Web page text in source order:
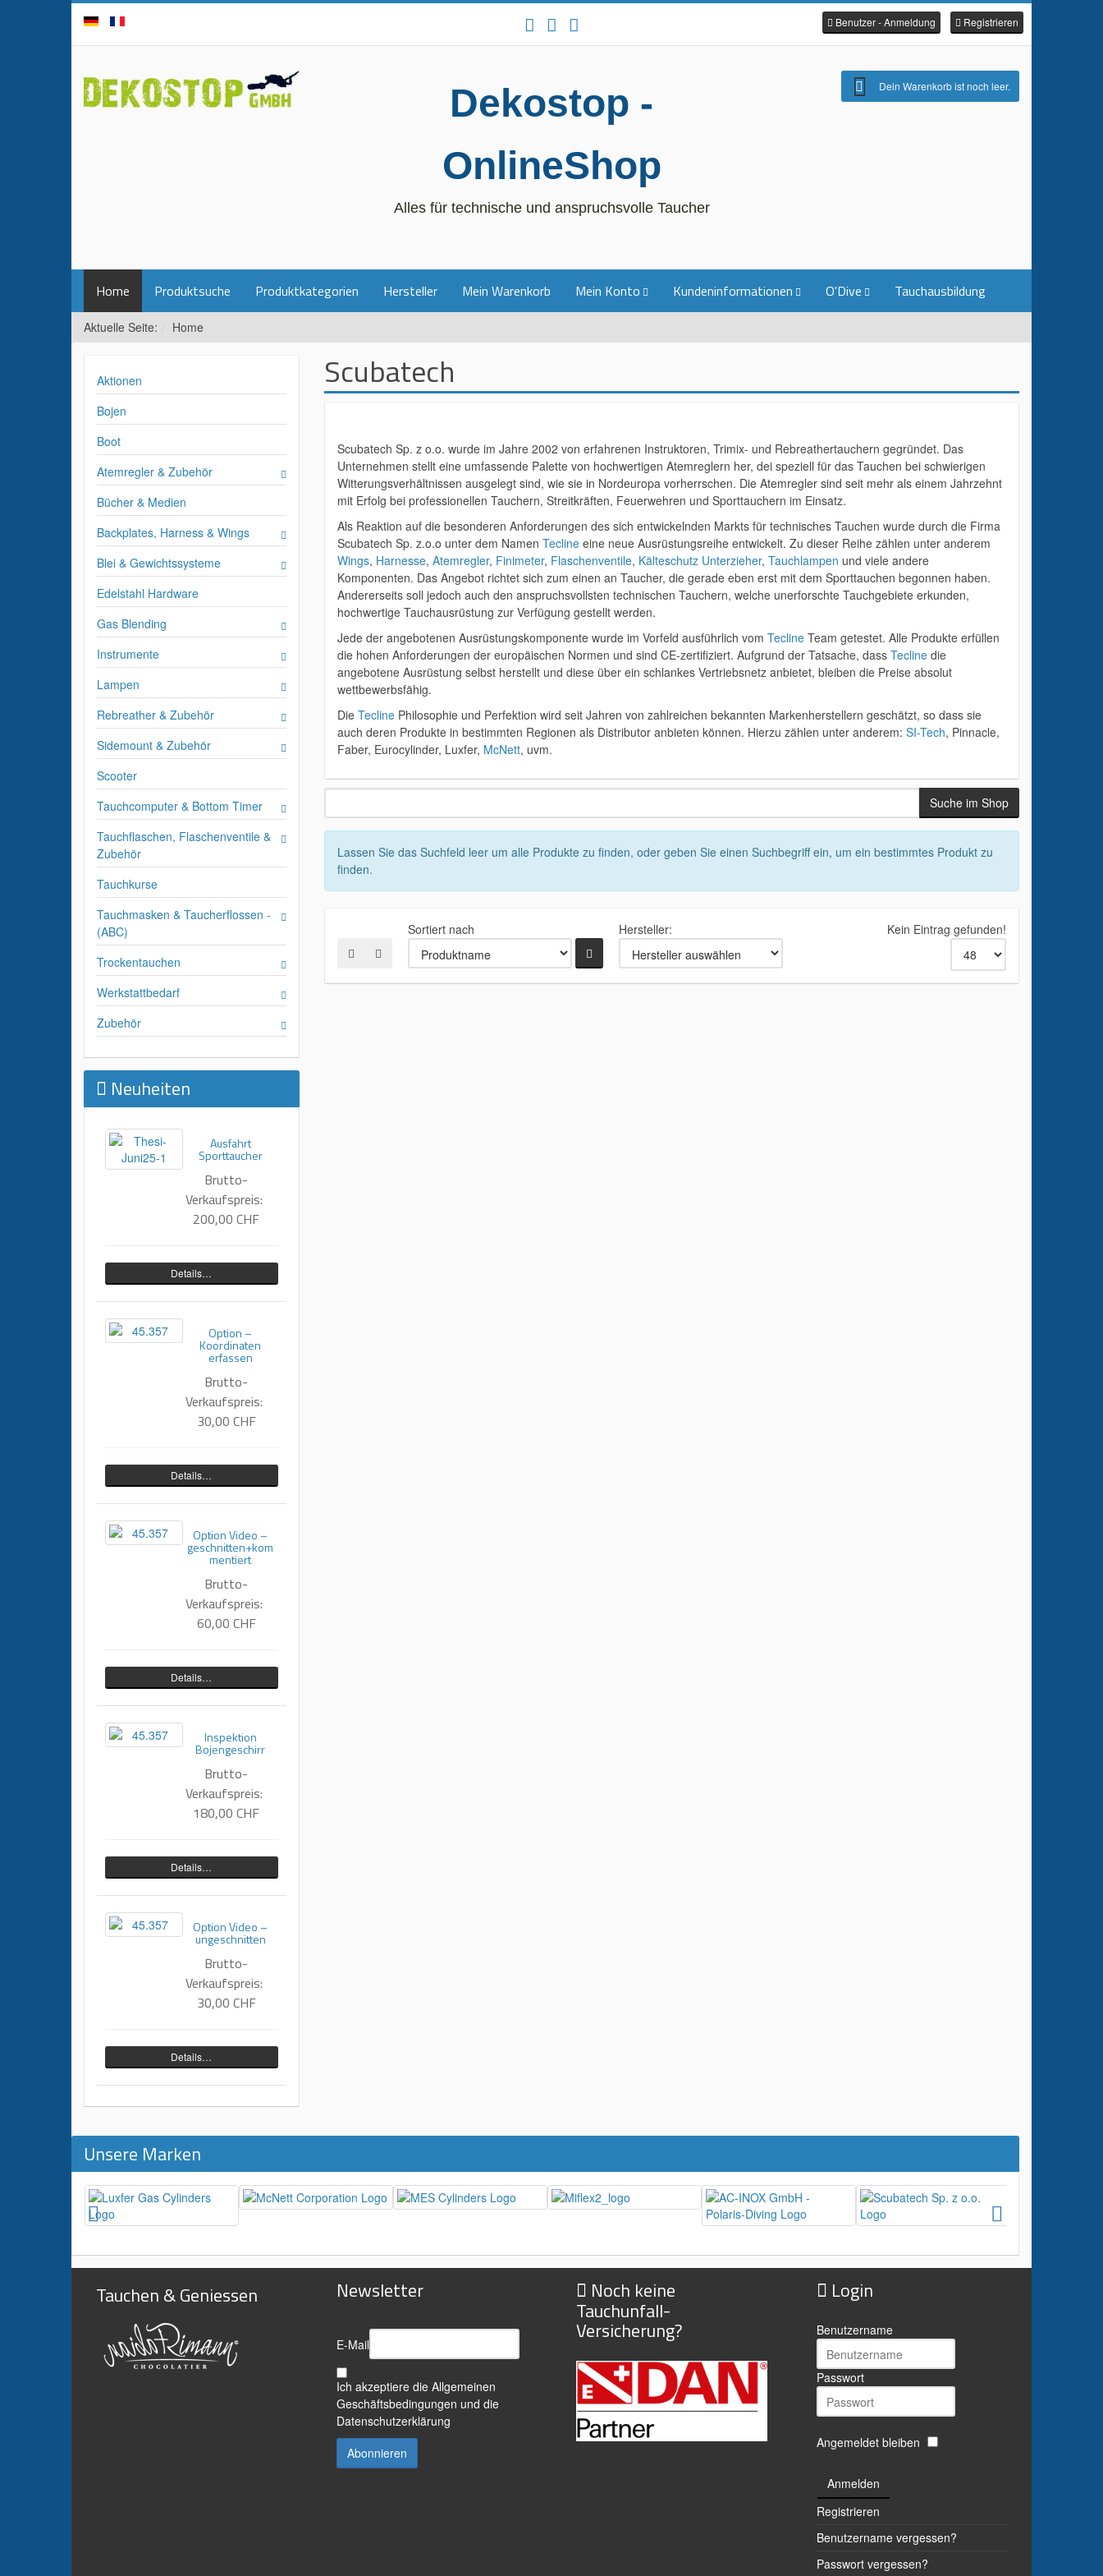
Benutzer - Anmeldung Registrieren
Dekostop -
OnlineShop
Alles für technische und anspruchsvolle Taucher
Dein Warenkorb ist noch leer.
Home Produktsuche Produktkategorien Hersteller Mein Warenkorb Mein Konto Kundeninformationen O'Dive Tauchausbildung
Aktuelle Seite: Home
Scubatech
Scubatech Sp. z o.o. wurde im Jahre 2002 von erfahrenen Instruktoren, Trimix- und Rebreathertauchern gegründet. Das
Unternehmen stellt eine umfassende Palette von hochwertigen Atemreglern her, dei speziell für das Tauchen bei schwierigen
Witterungsverhältnissen ausgelegt sind, wie sie in Nordeuropa vorherrschen. Die Atemregler sind seit mehr als einem Jahrzehnt
mit Erfolg bei professionellen Tauchern, Streitkräften, Feuerwehren und Sporttauchern im Einsatz.
Als Reaktion auf die besonderen Anforderungen des sich entwickelnden Markts für technisches Tauchen wurde durch die Firma
Scubatech Sp. z.o.o unter dem Namen Teclineeine neue Ausrüstungsreihe entwickelt. Zu dieser Reihe zählen unter anderem
Wings, Harnesse, Atemregler, Finimeter, Flaschenventile, Kälteschutz Unterzieher, Tauchlampen und viele andere
Komponenten. Das Angebot richtet sich zum einen an Taucher, die gerade eben erst mit dem Sporttauchen begonnen haben.
Andererseits soll jedoch auch den anspruchsvollsten technischen Tauchern, welche unerforschte Tauchgebiete erkunden,
hochwertige Tauchausrüstung zur Verfügung gestellt werden.
Jede der angebotenen Ausrüstungskomponente wurde im Vorfeld ausführlich vom TeclineTeam getestet. Alle Produkte erfüllen
die hohen Anforderungen der europäischen Normen und sind CE-zertifiziert. Aufgrund der Tatsache, dass Teclinedie
angebotene Ausrüstung selbst herstellt und diese über ein schlankes Vertriebsnetz anbietet, bleiben die Preise absolut
wettbewerbsfähig.
Die TeclinePhilosophie und Perfektion wird seit Jahren von zahlreichen bekannten Markenherstellern geschätzt, so dass sie
auch deren Produkte in bestimmten Regionen als Distributor anbieten können. Hierzu zählen unter anderem: SI-Tech, Pinnacle,
Faber, Eurocylinder, Luxfer, McNett, uvm.
Lassen Sie das Suchfeld leer um alle Produkte zu finden, oder geben Sie einen Suchbegriff ein, um ein bestimmtes Produkt zu
finden.
Sortiert nach Hersteller: Kein Eintrag gefunden!
Aktionen
Bojen
Boot
Atemregler & Zubehör
Bücher & Medien
Backplates, Harness & Wings
Blei & Gewichtssysteme
Edelstahl Hardware
Gas Blending
Instrumente
Lampen
Rebreather & Zubehör
Sidemount & Zubehör
Scooter
Tauchcomputer & Bottom Timer
Tauchflaschen, Flaschenventile &
Zubehör
Tauchkurse
Tauchmasken & Taucherflossen -
(ABC)
Trockentauchen
Werkstattbedarf
Zubehör
Neuheiten
Ausfahrt
Sporttaucher
Brutto-
Verkaufspreis:
200,00 CHF
Details…
Option –
Koordinaten
erfassen
Brutto-
Verkaufspreis:
30,00 CHF
Details…
Option Video –
geschnitten+kom
mentiert
Brutto-
Verkaufspreis:
60,00 CHF
Details…
Inspektion
Bojengeschirr
Brutto-
Verkaufspreis:
180,00 CHF
Details…
Option Video –
ungeschnitten
Brutto-
Verkaufspreis:
30,00 CHF
Details…
Unsere Marken
Tauchen & Geniessen Newsletter
E-Mail
Ich akzeptiere die Allgemeinen
Geschäftsbedingungen und die
Datenschutzerklärung
Noch keine
Tauchunfall-
Versicherung?
Login
Benutzername
Passwort
Angemeldet bleiben
Anmelden
Registrieren
Benutzername vergessen?
Passwort vergessen?